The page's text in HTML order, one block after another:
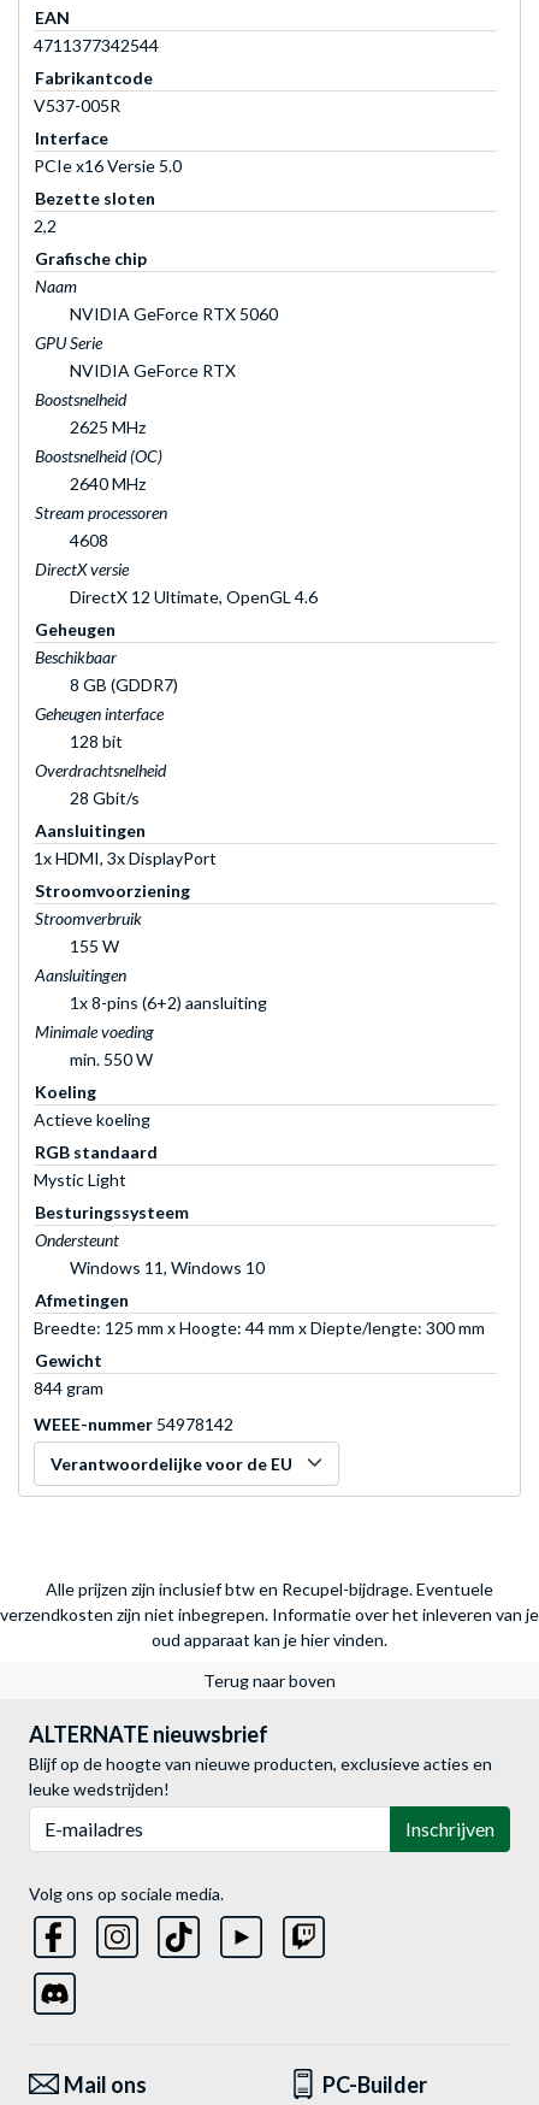
EAN
4711377342544
Fabrikantcode
V537-005R
Interface
PCIe x16 Versie 5.0
Bezette sloten
2,2
Grafische chip
Naam
NVIDIA GeForce RTX 5060
GPU Serie
NVIDIA GeForce RTX
Boostsnelheid
2625 MHz
Boostsnelheid (OC)
2640 MHz
Stream processoren
4608
DirectX versie
DirectX 12 Ultimate, OpenGL 4.6
Geheugen
Beschikbaar
8 GB (GDDR7)
Geheugen interface
128 bit
Overdrachtsnelheid
28 Gbit/s
Aansluitingen
1x HDMI, 3x DisplayPort
Stroomvoorziening
Stroomverbruik
155 W
Aansluitingen
1x 8-pins (6+2) aansluiting
Minimale voeding
min. 550 W
Koeling
Actieve koeling
RGB standaard
Mystic Light
Besturingssysteem
Ondersteunt
Windows 11, Windows 10
Afmetingen
Breedte: 125 mm x Hoogte: 44 mm x Diepte/lengte: 300 mm
Gewicht
844 gram
WEEE-nummer 54978142
Verantwoordelijke voor de EU
Alle prijzen zijn inclusief btw en Recupel-bijdrage. Eventuele
verzendkosten zijn niet inbegrepen. Informatie over het inleveren van je
oud apparaat kan je hier vinden.
Terug naar boven
ALTERNATE nieuwsbrief
Blijf op de hoogte van nieuwe producten, exclusieve acties en
leuke wedstrijden!
Inschrijven
Volg ons op sociale media.
Mail ons PC-Builder